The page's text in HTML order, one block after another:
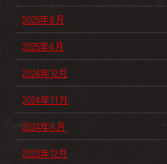
2025年8月
2025年4月
2024年12月
2024年11月
2024年8月
2023年12月